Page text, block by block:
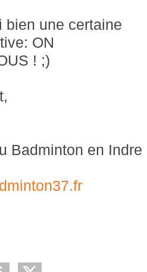
bien une certaine
ON
! ;)
Badminton en Indre